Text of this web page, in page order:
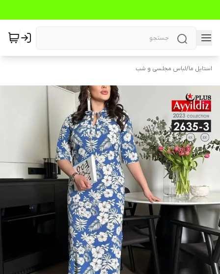
استایل ما/لباس مجلسی و شب